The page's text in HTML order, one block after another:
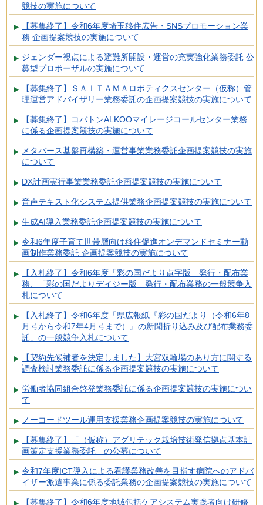
競技の実施について
【募集終了】令和6年度埼玉移住広告・SNSプロモーション業
務 企画提案競技の実施について
ジェンダー視点による避難所開設・運営の充実強化業務委託 公
募型プロポーザルの実施について
【募集終了】ＳＡＩＴＡＭＡロボティクスセンター（仮称）管
理運営アドバイザリー業務委託の企画提案競技の実施について
【募集終了】コバトンALKOOマイレージコールセンター業務
に係る企画提案競技の実施について
メタバース基盤再構築・運営事業業務委託企画提案競技の実施
について
DX計画実行事業業務委託企画提案競技の実施について
音声テキスト化システム提供業務企画提案競技の実施について
生成AI導入業務委託企画提案競技の実施について
令和6年度子育て世帯層向け移住促進オンデマンドセミナー動
画制作業務委託 企画提案競技の実施について
【入札終了】令和6年度「彩の国だより点字版」発行・配布業
務、「彩の国だよりデイジー版」発行・配布業務の一般競争入
札について
【入札終了】令和6年度「県広報紙『彩の国だより（令和6年8
月号から令和7年4月号まで）』の新聞折り込み及び配布業務委
託」の一般競争入札について
【契約先候補者を決定しました】大宮双輪場のあり方に関する
調査検討業務委託に係る企画提案競技の実施について
労働者協同組合啓発業務委託に係る企画提案競技の実施につい
て
ノーコードツール運用支援業務企画提案競技の実施について
【募集終了】「（仮称）アグリテック栽培技術発信拠点基本計
画策定支援業務委託」の公募について
令和7年度ICT導入による看護業務改善を目指す病院へのアドバ
イザー派遣事業に係る委託業務の企画提案競技の実施について
【募集終了】令和6年度地域包括ケアシステム実践者向け研修